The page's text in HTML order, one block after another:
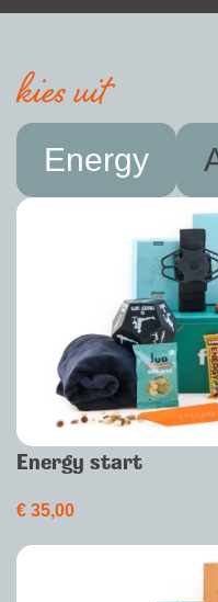
kies uit
Energy
Energy start
€ 35,00